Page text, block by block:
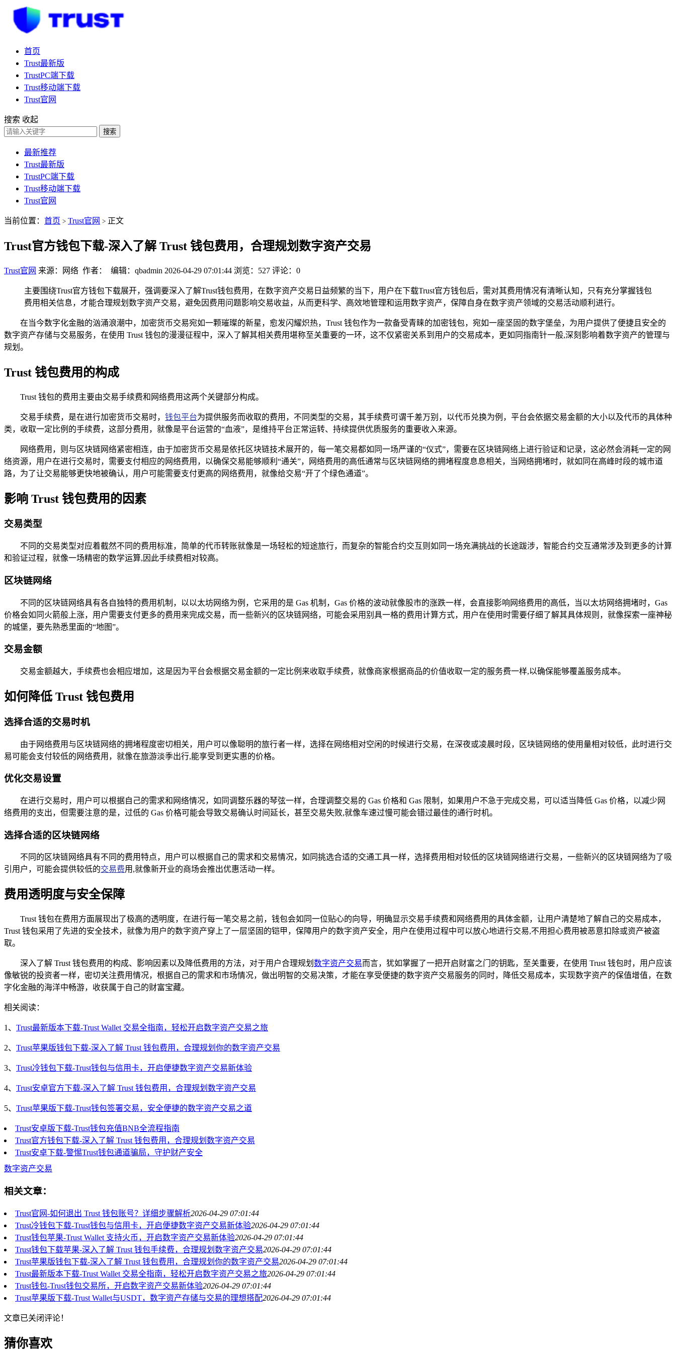
首页
Trust最新版
TrustPC端下载
Trust移动端下载
Trust官网
搜索 收起
搜索
最新推荐
Trust最新版
TrustPC端下载
Trust移动端下载
Trust官网
当前位置： 首页 > Trust官网 > 正文
Trust官方钱包下载-深入了解 Trust 钱包费用，合理规划数字资产交易
Trust官网 来源：网络 作者： 编辑：qbadmin 2026-04-29 07:01:44 浏览：527 评论：0
主要围绕Trust官方钱包下载展开，强调要深入了解Trust钱包费用，在数字资产交易日益频繁的当下，用户在下载Trust官方钱包后，需对其费用情况有清晰认知，只有充分掌握钱包
费用相关信息，才能合理规划数字资产交易，避免因费用问题影响交易收益，从而更科学、高效地管理和运用数字资产，保障自身在数字资产领域的交易活动顺利进行。
在当今数字化金融的汹涌浪潮中，加密货币交易宛如一颗璀璨的新星，愈发闪耀炽热，Trust 钱包作为一款备受青睐的加密钱包，宛如一座坚固的数字堡垒，为用户提供了便捷且安全的
数字资产存储与交易服务，在使用 Trust 钱包的漫漫征程中，深入了解其相关费用堪称至关重要的一环，这不仅紧密关系到用户的交易成本，更如同指南针一般,深刻影响着数字资产的管理与
规划。
Trust 钱包费用的构成
Trust 钱包的费用主要由交易手续费和网络费用这两个关键部分构成。
交易手续费，是在进行加密货币交易时， 钱包平台为提供服务而收取的费用，不同类型的交易，其手续费可谓千差万别，以代币兑换为例，平台会依据交易金额的大小以及代币的具体种
类，收取一定比例的手续费，这部分费用，就像是平台运营的“血液”，是维持平台正常运转、持续提供优质服务的重要收入来源。
网络费用，则与区块链网络紧密相连，由于加密货币交易是依托区块链技术展开的，每一笔交易都如同一场严谨的“仪式”，需要在区块链网络上进行验证和记录，这必然会消耗一定的网
络资源，用户在进行交易时，需要支付相应的网络费用，以确保交易能够顺利“通关”，网络费用的高低通常与区块链网络的拥堵程度息息相关，当网络拥堵时，就如同在高峰时段的城市道
路，为了让交易能够更快地被确认，用户可能需要支付更高的网络费用，就像给交易“开了个绿色通道”。
影响 Trust 钱包费用的因素
交易类型
不同的交易类型对应着截然不同的费用标准，简单的代币转账就像是一场轻松的短途旅行，而复杂的智能合约交互则如同一场充满挑战的长途跋涉，智能合约交互通常涉及到更多的计算
和验证过程，就像一场精密的数学运算,因此手续费相对较高。
区块链网络
不同的区块链网络具有各自独特的费用机制，以以太坊网络为例，它采用的是 Gas 机制，Gas 价格的波动就像股市的涨跌一样，会直接影响网络费用的高低，当以太坊网络拥堵时，Gas
价格会如同火箭般上涨，用户需要支付更多的费用来完成交易，而一些新兴的区块链网络，可能会采用别具一格的费用计算方式，用户在使用时需要仔细了解其具体规则，就像探索一座神秘
的城堡，要先熟悉里面的“地图”。
交易金额
交易金额越大，手续费也会相应增加，这是因为平台会根据交易金额的一定比例来收取手续费，就像商家根据商品的价值收取一定的服务费一样,以确保能够覆盖服务成本。
如何降低 Trust 钱包费用
选择合适的交易时机
由于网络费用与区块链网络的拥堵程度密切相关，用户可以像聪明的旅行者一样，选择在网络相对空闲的时候进行交易，在深夜或凌晨时段，区块链网络的使用量相对较低，此时进行交
易可能会支付较低的网络费用，就像在旅游淡季出行,能享受到更实惠的价格。
优化交易设置
在进行交易时，用户可以根据自己的需求和网络情况，如同调整乐器的琴弦一样，合理调整交易的 Gas 价格和 Gas 限制，如果用户不急于完成交易，可以适当降低 Gas 价格，以减少网
络费用的支出，但需要注意的是，过低的 Gas 价格可能会导致交易确认时间延长，甚至交易失败,就像车速过慢可能会错过最佳的通行时机。
选择合适的区块链网络
不同的区块链网络具有不同的费用特点，用户可以根据自己的需求和交易情况，如同挑选合适的交通工具一样，选择费用相对较低的区块链网络进行交易，一些新兴的区块链网络为了吸
引用户，可能会提供较低的交易费用,就像新开业的商场会推出优惠活动一样。
费用透明度与安全保障
Trust 钱包在费用方面展现出了极高的透明度，在进行每一笔交易之前，钱包会如同一位贴心的向导，明确显示交易手续费和网络费用的具体金额，让用户清楚地了解自己的交易成本，
Trust 钱包采用了先进的安全技术，就像为用户的数字资产穿上了一层坚固的铠甲，保障用户的数字资产安全，用户在使用过程中可以放心地进行交易,不用担心费用被恶意扣除或资产被盗
取。
深入了解 Trust 钱包费用的构成、影响因素以及降低费用的方法，对于用户合理规划 数字资产交易而言，犹如掌握了一把开启财富之门的钥匙，至关重要，在使用 Trust 钱包时，用户应该
像敏锐的投资者一样，密切关注费用情况，根据自己的需求和市场情况，做出明智的交易决策，才能在享受便捷的数字资产交易服务的同时，降低交易成本，实现数字资产的保值增值，在数
字化金融的海洋中畅游，收获属于自己的财富宝藏。
相关阅读：
1、 Trust最新版本下载-Trust Wallet 交易全指南，轻松开启数字资产交易之旅
2、 Trust苹果版钱包下载-深入了解 Trust 钱包费用，合理规划你的数字资产交易
3、 Trust冷钱包下载-Trust钱包与信用卡，开启便捷数字资产交易新体验
4、 Trust安卓官方下载-深入了解 Trust 钱包费用，合理规划数字资产交易
5、 Trust苹果版下载-Trust钱包签署交易，安全便捷的数字资产交易之道
Trust安卓版下载-Trust钱包充值BNB全流程指南
Trust官方钱包下载-深入了解 Trust 钱包费用，合理规划数字资产交易
Trust安卓下载-警惕Trust钱包通道骗局，守护财产安全
数字资产交易
相关文章：
Trust官网-如何退出 Trust 钱包账号？详细步骤解析2026-04-29 07:01:44
Trust冷钱包下载-Trust钱包与信用卡，开启便捷数字资产交易新体验2026-04-29 07:01:44
Trust钱包苹果-Trust Wallet 支持火币，开启数字资产交易新体验2026-04-29 07:01:44
Trust钱包下载苹果-深入了解 Trust 钱包手续费，合理规划数字资产交易2026-04-29 07:01:44
Trust苹果版钱包下载-深入了解 Trust 钱包费用，合理规划你的数字资产交易2026-04-29 07:01:44
Trust最新版本下载-Trust Wallet 交易全指南，轻松开启数字资产交易之旅2026-04-29 07:01:44
Trust钱包-Trust钱包交易所，开启数字资产交易新体验2026-04-29 07:01:44
Trust苹果版下载-Trust Wallet与USDT，数字资产存储与交易的理想搭配2026-04-29 07:01:44
文章已关闭评论！
猜你喜欢